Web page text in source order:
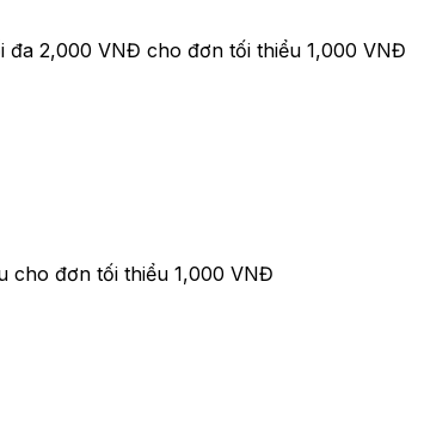
đa 2,000 VNĐ cho đơn tối thiểu 1,000 VNĐ
cho đơn tối thiểu 1,000 VNĐ